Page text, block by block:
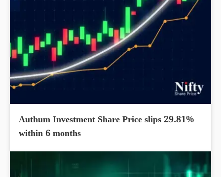
Authum Investment Share Price slips 29.81%
within 6 months